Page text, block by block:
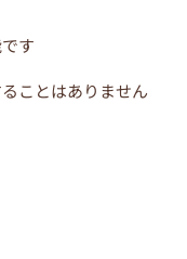
す
ことはありません